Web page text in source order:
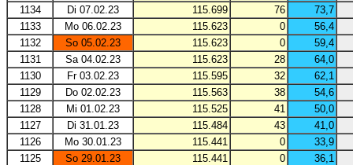
1134
Di 07.02.23 115.699 76
73,7
1133
Mo 06.02.23 115.623 0
56,4
1132
So 05.02.23 115.623 0
59,4
1131
Sa 04.02.23 115.623 28
64,0
1130
Fr 03.02.23 115.595 32
62,1
1129
Do 02.02.23 115.563 38
54,6
1128
Mi 01.02.23 115.525 41
50,0
1127
Di 31.01.23 115.484 43
41,0
1126
Mo 30.01.23 115.441 0
33,9
1125
So 29.01.23 115.441 0
36,1